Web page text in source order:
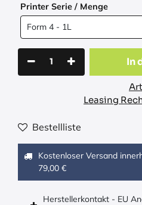
Printer Serie / Menge
In
Leasing
Bestellliste
Kostenloser Versand
79,00 €
Herstellerkontakt - EU